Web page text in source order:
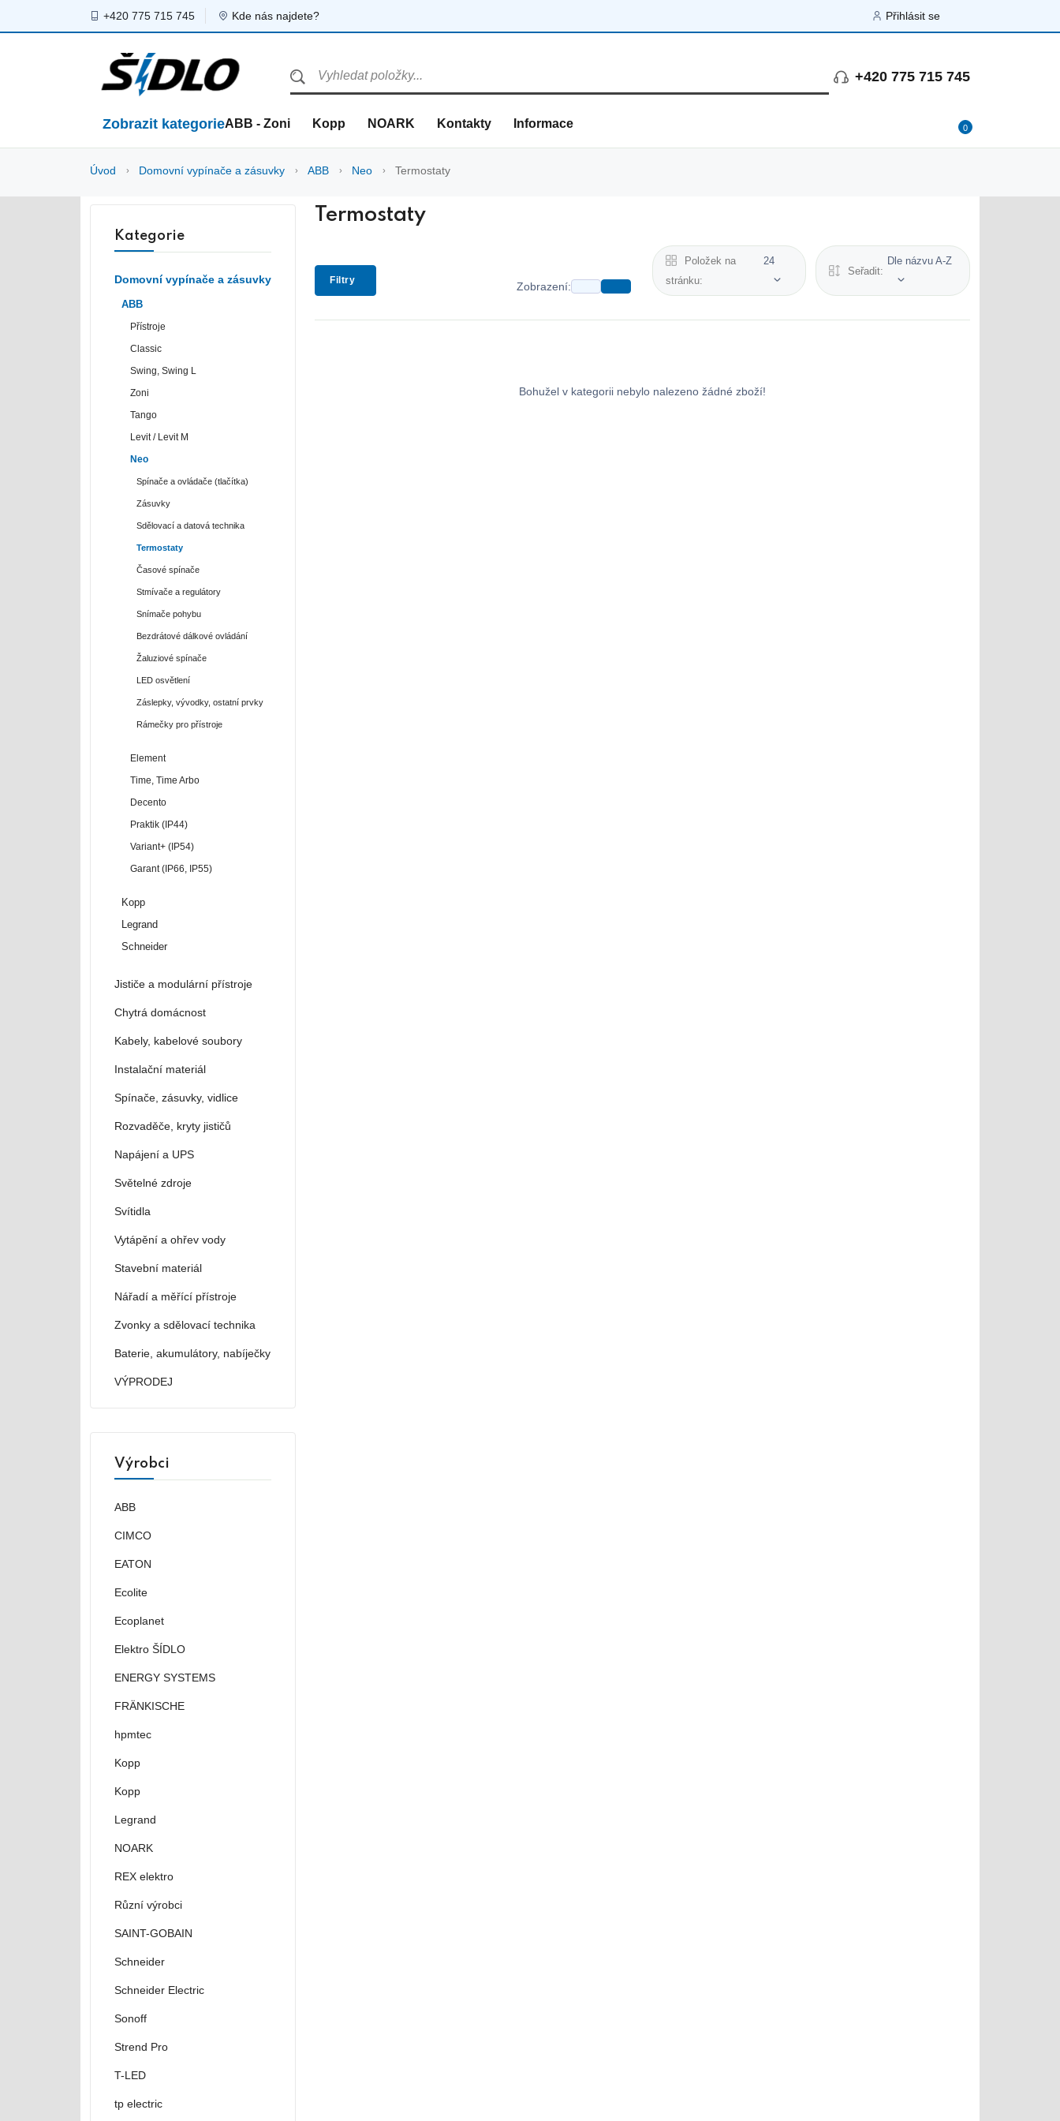
+420 775 715 745 Kde nás najdete? Přihlásit se
+420 775 715 745
Zobrazit kategorieABB - Zoni Kopp NOARK Kontakty Informace 0
Úvod Domovní vypínače a zásuvky ABB Neo Termostaty
Termostaty
Filtry Zobrazení:
Položek na
stránku:
24
Seřadit:
Dle názvu A-Z
Bohužel v kategorii nebylo nalezeno žádné zboží!
Kategorie
Domovní vypínače a zásuvky
ABB
Přístroje
Classic
Swing, Swing L
Zoni
Tango
Levit / Levit M
Neo
Spínače a ovládače (tlačítka)
Zásuvky
Sdělovací a datová technika
Termostaty
Časové spínače
Stmívače a regulátory
Snímače pohybu
Bezdrátové dálkové ovládání
Žaluziové spínače
LED osvětlení
Záslepky, vývodky, ostatní prvky
Rámečky pro přístroje
Element
Time, Time Arbo
Decento
Praktik (IP44)
Variant+ (IP54)
Garant (IP66, IP55)
Kopp
Legrand
Schneider
Jističe a modulární přístroje
Chytrá domácnost
Kabely, kabelové soubory
Instalační materiál
Spínače, zásuvky, vidlice
Rozvaděče, kryty jističů
Napájení a UPS
Světelné zdroje
Svítidla
Vytápění a ohřev vody
Stavební materiál
Nářadí a měřící přístroje
Zvonky a sdělovací technika
Baterie, akumulátory, nabíječky
VÝPRODEJ
Výrobci
ABB
CIMCO
EATON
Ecolite
Ecoplanet
Elektro ŠÍDLO
ENERGY SYSTEMS
FRÄNKISCHE
hpmtec
Kopp
Kopp
Legrand
NOARK
REX elektro
Různí výrobci
SAINT-GOBAIN
Schneider
Schneider Electric
Sonoff
Strend Pro
T-LED
tp electric